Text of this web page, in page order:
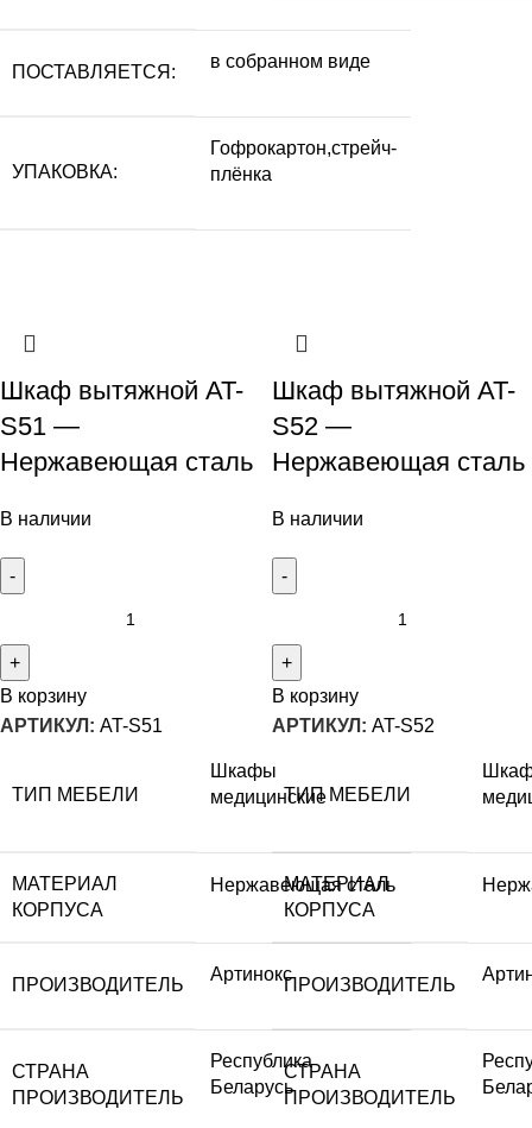
ПОСТАВЛЯЕТСЯ:
в собранном виде
УПАКОВКА:
Гофрокартон,стрейч-
плёнка
Шкаф вытяжной AT-
S51 —
Нержавеющая сталь
В наличии
В корзину
АРТИКУЛ: AT-S51
ТИП МЕБЕЛИ
Шкафы
медицинские
МАТЕРИАЛ
КОРПУСА
Нержавеющая сталь
ПРОИЗВОДИТЕЛЬ
Артинокс
СТРАНА
ПРОИЗВОДИТЕЛЬ
Республика
Беларусь
Шкаф вытяжной AT-
S52 —
Нержавеющая сталь
В наличии
В корзину
АРТИКУЛ: AT-S52
ТИП МЕБЕЛИ
МАТЕРИАЛ
КОРПУСА
ПРОИЗВОДИТЕЛЬ
СТРАНА
ПРОИЗВОДИТЕЛЬ